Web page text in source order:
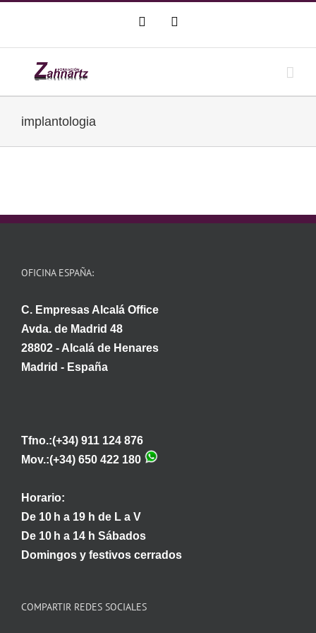
contenido
WhatsAppCorreo
implantologia
OFICINA ESPAÑA:
C. Empresas Alcalá Office
Avda. de Madrid 48
28802 - Alcalá de Henares
Madrid - España
Tfno.:(+34) 911 124 876
Mov.:(+34) 650 422 180
Horario:
De 10 h a 19 h de L a V
De 10 h a 14 h Sábados
Domingos y festivos cerrados
COMPARTIR REDES SOCIALES